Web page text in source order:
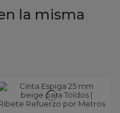
la misma